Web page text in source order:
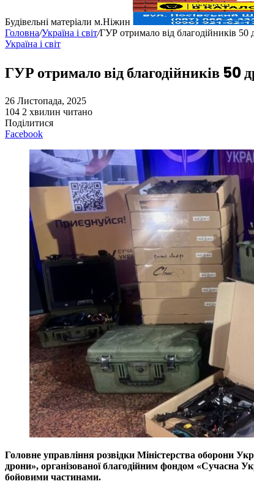
Будівельні матеріали м.Ніжин
Головна/Україна і світ/ГУР отримало від благодійників
Україна і світ
ГУР отримало від благодійників 50
26 Листопада, 2025
104 2 хвилин читано
Поділитися
Facebook
Головне управління розвідки Міністерства оборони
дрони», організованої благодійним фондом «Сучасна
бойовими частинами.